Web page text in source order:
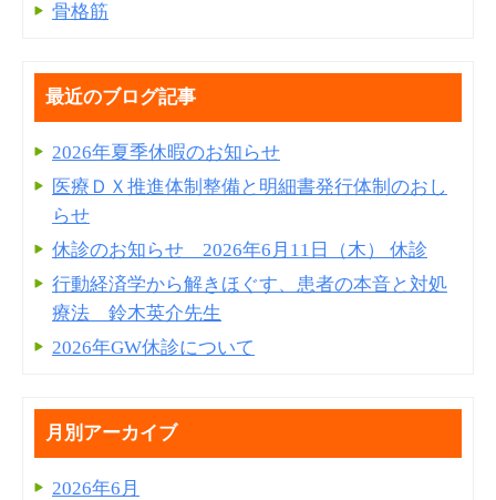
骨格筋
最近のブログ記事
2026年夏季休暇のお知らせ
医療ＤＸ推進体制整備と明細書発⾏体制のおし
らせ
休診のお知らせ 2026年6月11日（木） 休診
行動経済学から解きほぐす、患者の本音と対処
療法 鈴木英介先生
2026年GW休診について
月別アーカイブ
2026年6月